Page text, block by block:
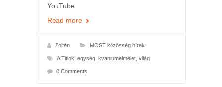
YouTube
Read more
Zoltán MOST közösség hírek
A Titiok egység, kvantumelmélet, világ
0 Comments